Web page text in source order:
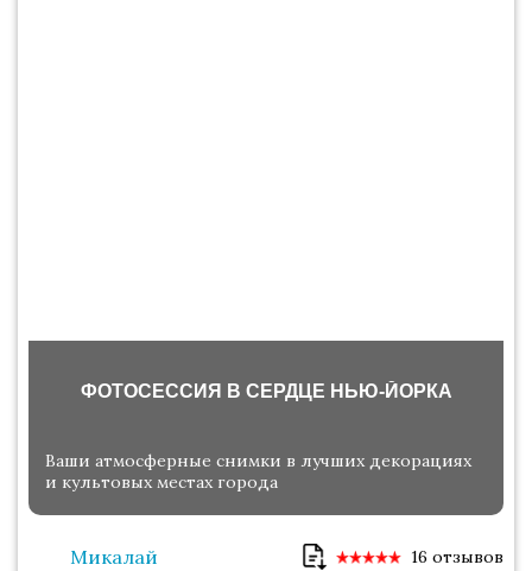
ФОТОСЕССИЯ В СЕРДЦЕ НЬЮ-ЙОРКА
Ваши атмосферные снимки в лучших декорациях
и культовых местах города
Микалай 16 отзывов